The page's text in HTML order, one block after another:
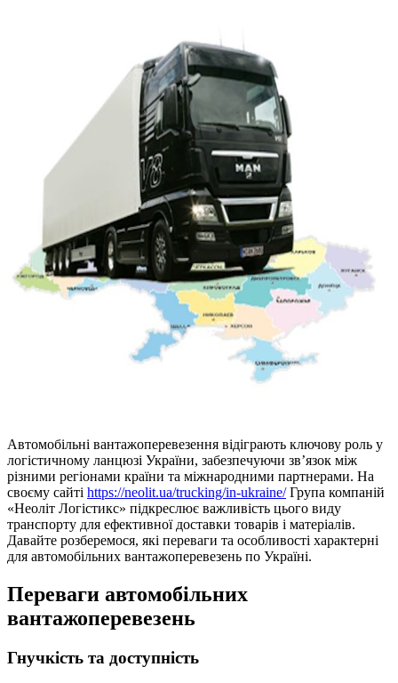
Автомобільні вантажоперевезення відіграють ключову роль у
логістичному ланцюзі України, забезпечуючи зв’язок між
різними регіонами країни та міжнародними партнерами. На
своєму сайті https://neolit.ua/trucking/in-ukraine/Група компаній
«Неоліт Логістикс» підкреслює важливість цього виду
транспорту для ефективної доставки товарів і матеріалів.
Давайте розберемося, які переваги та особливості характерні
для автомобільних вантажоперевезень по Україні.
Переваги автомобільних
вантажоперевезень
Гнучкість та доступність